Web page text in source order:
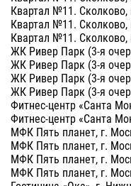
Квартал №11. Сколково,
Квартал №11. Сколково,
Квартал №11. Сколково,
ЖК Ривер Парк (3-я
ЖК Ривер Парк (3-я
ЖК Ривер Парк (3-я
ЖК Ривер Парк (3-я
Фитнес-центр «Санта
Фитнес-центр «Санта
МФК Пять планет, г.
МФК Пять планет, г.
МФК Пять планет, г.
МФК Пять планет, г.